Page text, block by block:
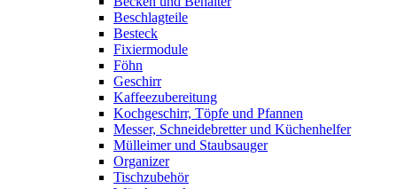
Beschlagteile
Besteck
Fixiermodule
Föhn
Geschirr
Kaffeezubereitung
Kochgeschirr, Töpfe und Pfannen
Messer, Schneidebretter und Küchenhelfer
Mülleimer und Staubsauger
Organizer
Tischzubehör